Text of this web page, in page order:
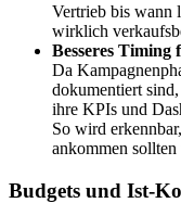
Vertrieb bis wann
wirklich
Besseres
Da
dokumentiert
ihre KPIs und
So wird
ankommen
Budgets und Ist-